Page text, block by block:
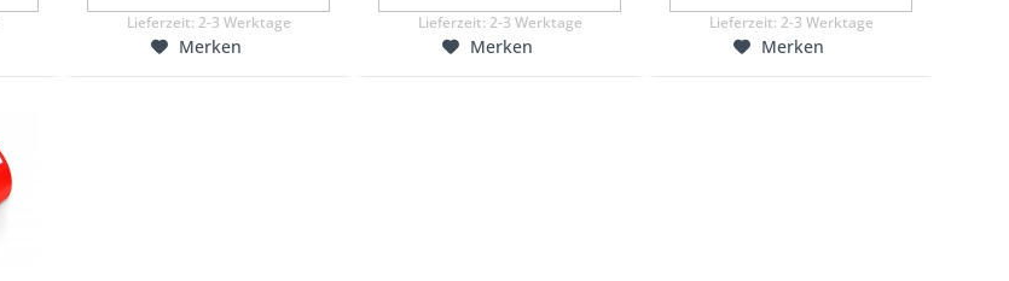
Lieferzeit: 2-3 Werktage
Merken
Lieferzeit: 2-3 Werktage
Merken
Lieferzeit: 2-3 Werktage
Merken